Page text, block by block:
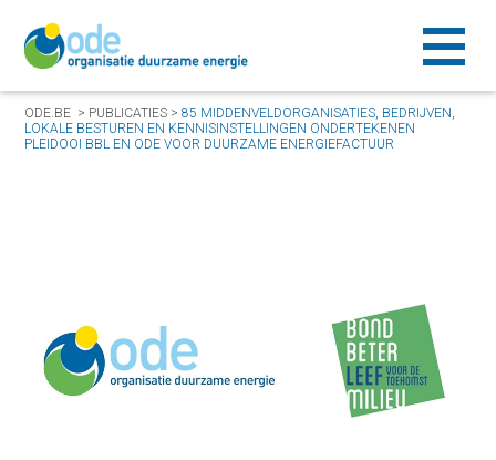
ODE.BE > PUBLICATIES >85 MIDDENVELDORGANISATIES, BEDRIJVEN,
LOKALE BESTUREN EN KENNISINSTELLINGEN ONDERTEKENEN
PLEIDOOI BBL EN ODE VOOR DUURZAME ENERGIEFACTUUR